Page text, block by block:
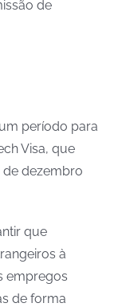
de
período para
Visa, que
de dezembro
que
à
empregos
de forma